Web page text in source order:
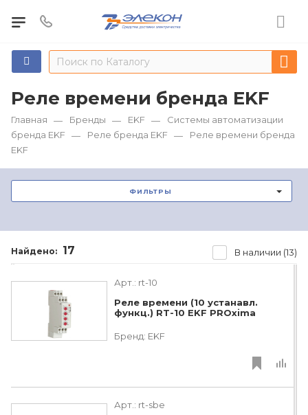
Реле времени бренда EKF
Главная — Бренды — EKF —
Системы автоматизации
бренда EKF — Реле бренда EKF —
Реле времени бренда
EKF
ФИЛЬТРЫ
Найдено: 17 В наличии (13)
Арт.: rt-10
Реле времени (10 устанавл.
функц.) RT-10 EKF PROxima
Бренд: EKF
Арт.: rt-sbe